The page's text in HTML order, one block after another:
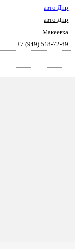
авто Днр
авто Днр
Макеевка
+7 (949) 518-72-89